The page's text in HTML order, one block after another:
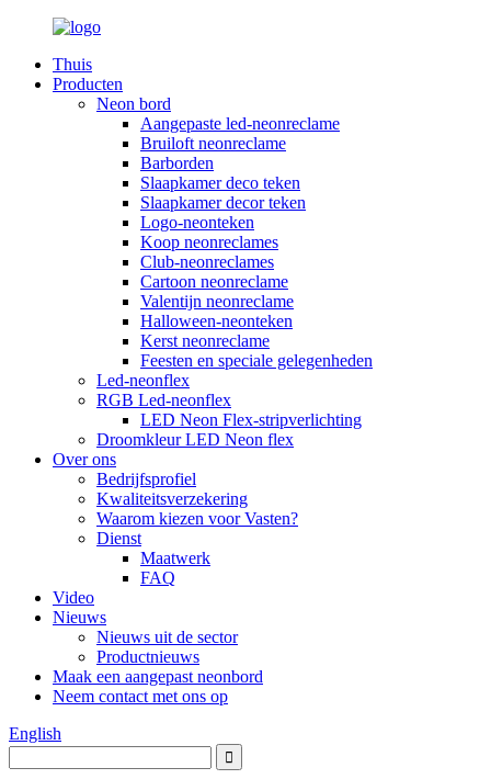
Thuis
Producten
Neon bord
Aangepaste led-neonreclame
Bruiloft neonreclame
Barborden
Slaapkamer deco teken
Slaapkamer decor teken
Logo-neonteken
Koop neonreclames
Club-neonreclames
Cartoon neonreclame
Valentijn neonreclame
Halloween-neonteken
Kerst neonreclame
Feesten en speciale gelegenheden
Led-neonflex
RGB Led-neonflex
LED Neon Flex-stripverlichting
Droomkleur LED Neon flex
Over ons
Bedrijfsprofiel
Kwaliteitsverzekering
Waarom kiezen voor Vasten?
Dienst
Maatwerk
FAQ
Video
Nieuws
Nieuws uit de sector
Productnieuws
Maak een aangepast neonbord
Neem contact met ons op
English